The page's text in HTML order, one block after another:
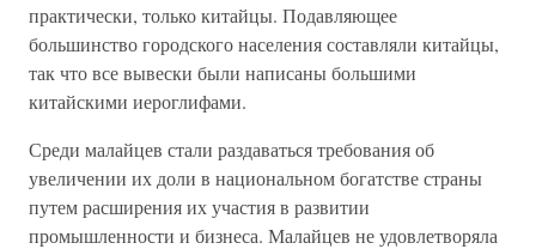
практически, только китайцы. Подавляющее
большинство городского населения составляли китайцы,
так что все вывески были написаны большими
китайскими иероглифами.
Среди малайцев стали раздаваться требования об
увеличении их доли в национальном богатстве страны
путем расширения их участия в развитии
промышленности и бизнеса. Малайцев не удовлетворяла